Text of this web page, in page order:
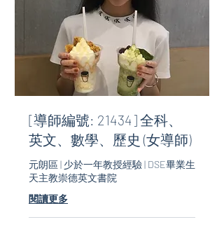
[導師編號: 21434] 全科、
英文、數學、歷史 (女導師)
元朗區 | 少於一年教授經驗 | DSE畢業生
天主教崇德英文書院
閱讀更多